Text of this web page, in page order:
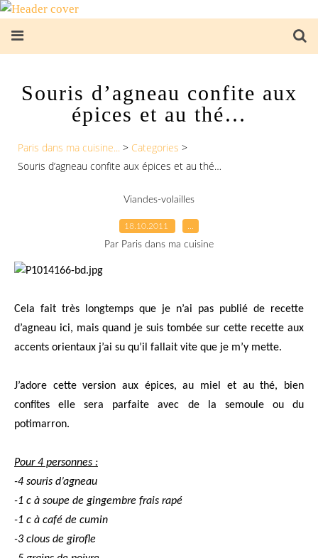
Souris d’agneau confite aux
épices et au thé…
Paris dans ma cuisine... > Categories >
Souris d’agneau confite aux épices et au thé…
Viandes-volailles
18.10.2011
Par Paris dans ma cuisine
Cela fait très longtemps que je n’ai pas publié de recette
d’agneau ici, mais quand je suis tombée sur cette recette aux
accents orientaux j’ai su qu’il fallait vite que je m’y mette.
J’adore cette version aux épices, au miel et au thé, bien
confites elle sera parfaite avec de la semoule ou du
potimarron.
Pour 4 personnes :
-4 souris d’agneau
-1 c à soupe de gingembre frais rapé
-1 c à café de cumin
-3 clous de girofle